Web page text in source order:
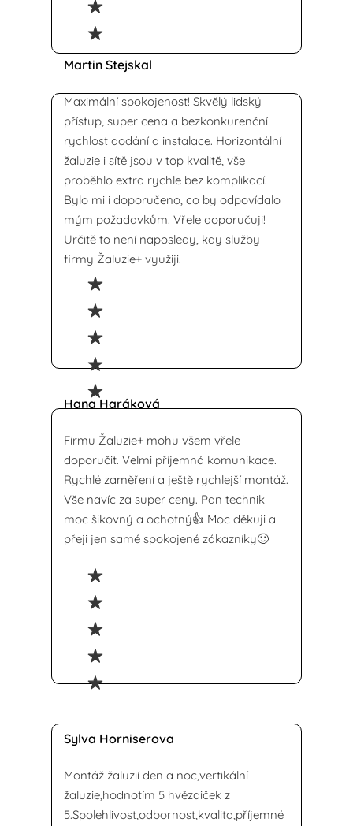
Martin Stejskal
Maximální spokojenost! Skvělý lidský
přístup, super cena a bezkonkurenční
rychlost dodání a instalace. Horizontální
žaluzie i sítě jsou v top kvalitě, vše
proběhlo extra rychle bez komplikací.
Bylo mi i doporučeno, co by odpovídalo
mým požadavkům. Vřele doporučuji!
Určitě to není naposledy, kdy služby
firmy Žaluzie+ využiji.
Hana Haráková
Firmu Žaluzie+ mohu všem vřele
doporučit. Velmi příjemná komunikace.
Rychlé zaměření a ještě rychlejší montáž.
Vše navíc za super ceny. Pan technik
moc šikovný a ochotný👍 Moc děkuji a
přeji jen samé spokojené zákazníky🙂
Sylva Horniserova
Montáž žaluzií den a noc,vertikální
žaluzie,hodnotím 5 hvězdiček z
5.Spolehlivost,odbornost,kvalita,příjemné